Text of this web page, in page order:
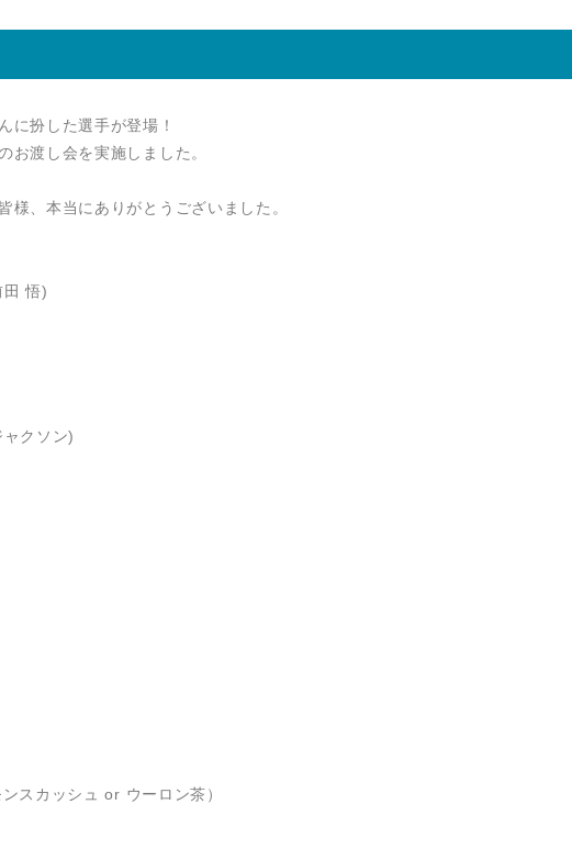
に扮した選手が登場！
お渡し会を実施しました。
、本当にありがとうございました。
悟)
クソン)
スカッシュ or ウーロン茶）